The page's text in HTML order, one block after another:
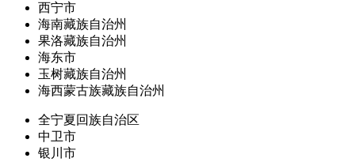
西宁市
海南藏族自治州
果洛藏族自治州
海东市
玉树藏族自治州
海西蒙古族藏族自治州
全宁夏回族自治区
中卫市
银川市